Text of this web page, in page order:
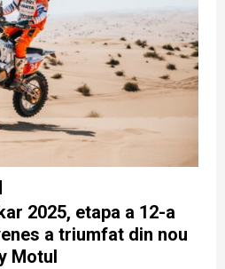
2025, etapa a 12-a
a triumfat din nou
Motul